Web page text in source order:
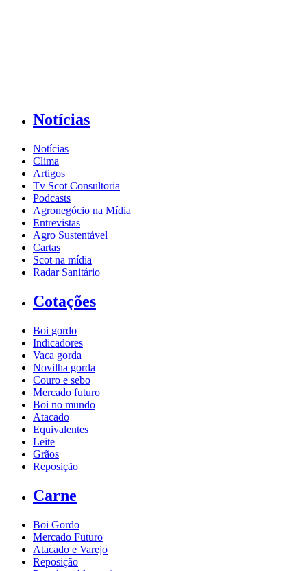
Notícias
Notícias
Clima
Artigos
Tv Scot Consultoria
Podcasts
Agronegócio na Mídia
Entrevistas
Agro Sustentável
Cartas
Scot na mídia
Radar Sanitário
Cotações
Boi gordo
Indicadores
Vaca gorda
Novilha gorda
Couro e sebo
Mercado futuro
Boi no mundo
Atacado
Equivalentes
Leite
Grãos
Reposição
Carne
Boi Gordo
Mercado Futuro
Atacado e Varejo
Reposição